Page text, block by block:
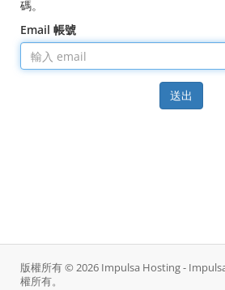
碼。
Email 帳號
送出
版權所有 © 2026 Impulsa Hosting -
權所有。